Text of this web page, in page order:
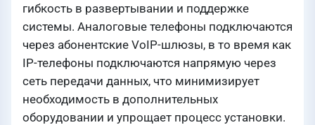
гибкость в развертывании и поддержке
системы. Аналоговые телефоны подключаются
через абонентские VoIP-шлюзы, в то время как
IP-телефоны подключаются напрямую через
сеть передачи данных, что минимизирует
необходимость в дополнительных
оборудовании и упрощает процесс установки.